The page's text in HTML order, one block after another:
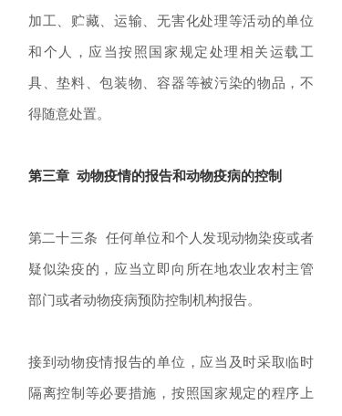
加工、贮藏、运输、无害化处理等活动的单位
和个人，应当按照国家规定处理相关运载工
具、垫料、包装物、容器等被污染的物品，不
得随意处置。
第三章 动物疫情的报告和动物疫病的控制
第二十三条 任何单位和个人发现动物染疫或者
疑似染疫的，应当立即向所在地农业农村主管
部门或者动物疫病预防控制机构报告。
接到动物疫情报告的单位，应当及时采取临时
隔离控制等必要措施，按照国家规定的程序上